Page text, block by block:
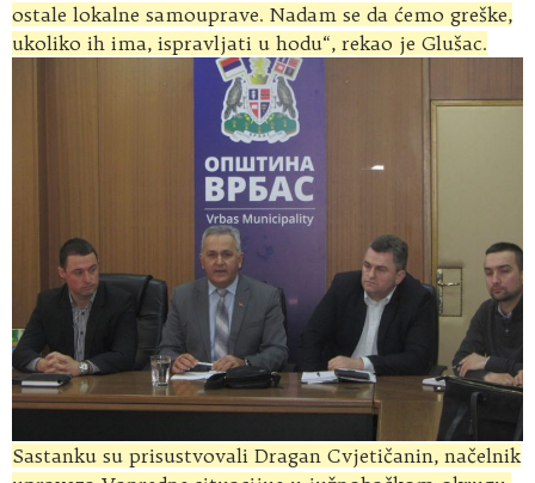
ostale lokalne samouprave. Nadam se da ćemo greške,
ukoliko ih ima, ispravljati u hodu“, rekao je Glušac.
Sastanku su prisustvovali Dragan Cvjetičanin, načelnik